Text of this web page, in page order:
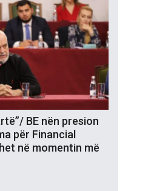
BE nën presion
për Financial
në momentin më